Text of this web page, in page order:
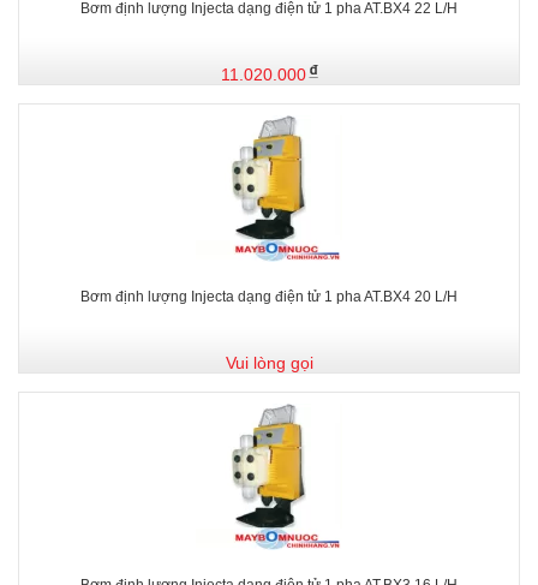
Bơm định lượng Injecta dạng điện tử 1 pha AT.BX4 22 L/H
11.020.000
Bơm định lượng Injecta dạng điện tử 1 pha AT.BX4 20 L/H
Vui lòng gọi